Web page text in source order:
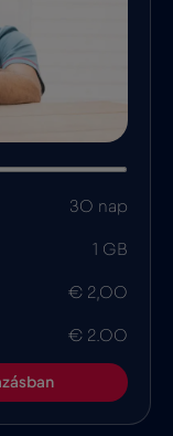
30 nap
1 GB
€ 2,00
€ 2.00